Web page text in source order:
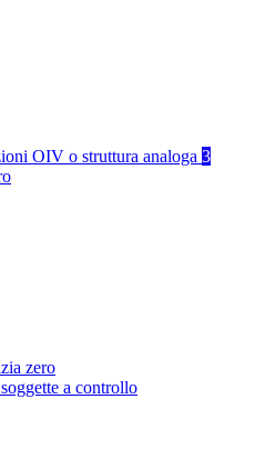
OIV o struttura analoga 3
zero
a controllo